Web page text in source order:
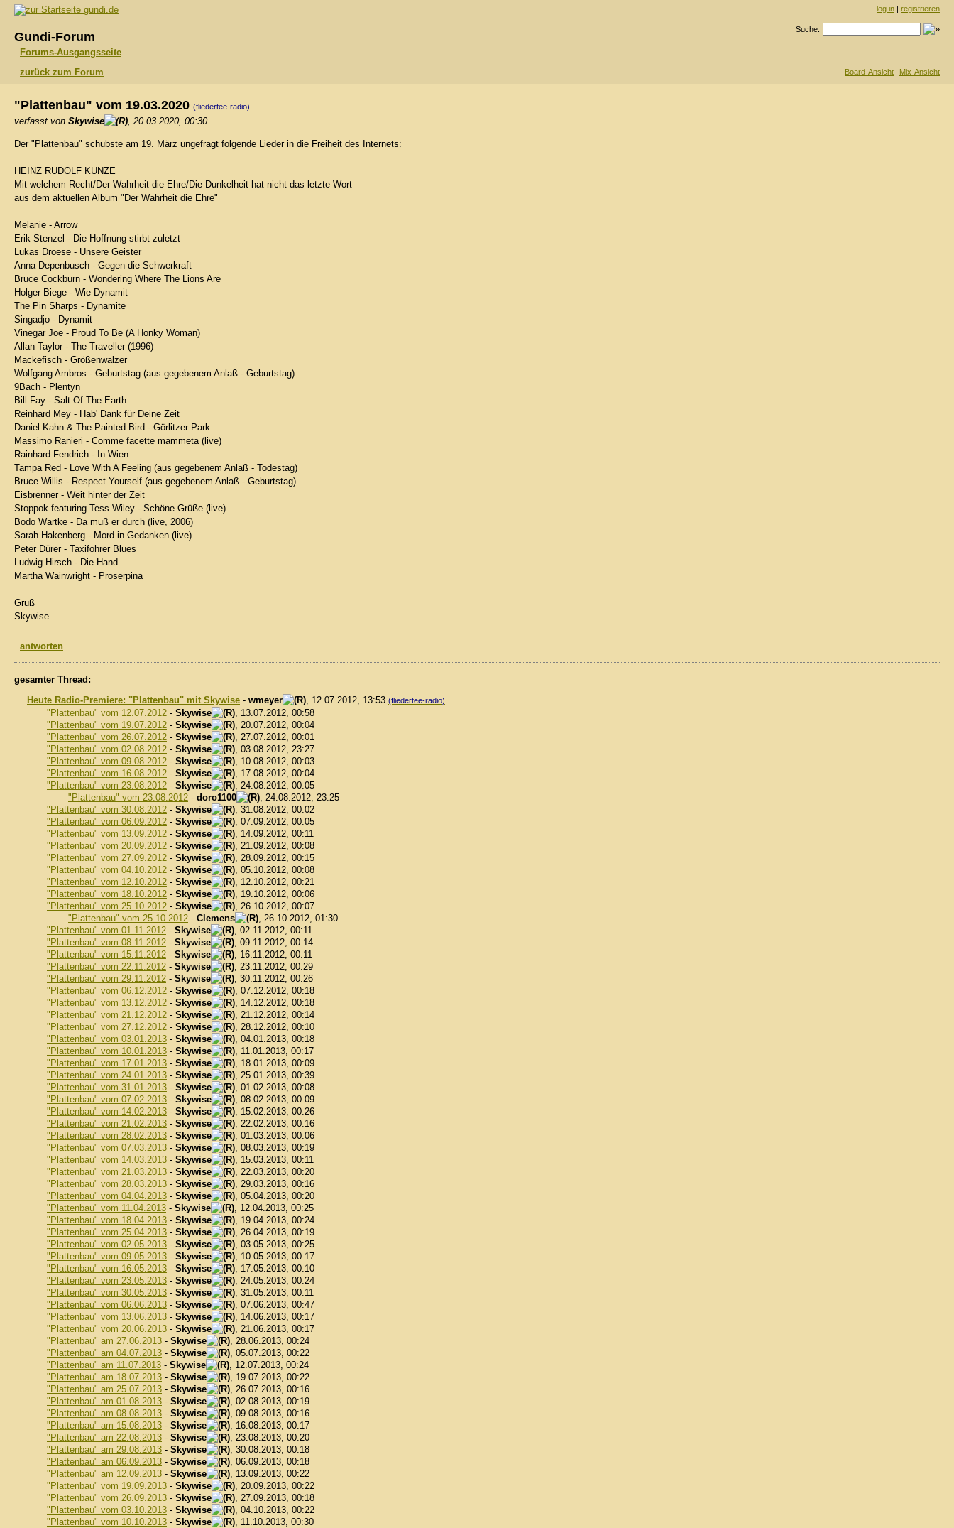
gundi.de
Gundi-Forum
Forums-Ausgangsseite
log in | registrieren
Suche:
zurück zum Forum Board-Ansicht Mix-Ansicht
"Plattenbau" vom 19.03.2020 (fliedertee-radio)
verfasst von Skywise , 20.03.2020, 00:30
Der "Plattenbau" schubste am 19. März ungefragt folgende Lieder in die Freiheit des Internets:
HEINZ RUDOLF KUNZE
Mit welchem Recht/Der Wahrheit die Ehre/Die Dunkelheit hat nicht das letzte Wort
aus dem aktuellen Album "Der Wahrheit die Ehre"
Melanie - Arrow
Erik Stenzel - Die Hoffnung stirbt zuletzt
Lukas Droese - Unsere Geister
Anna Depenbusch - Gegen die Schwerkraft
Bruce Cockburn - Wondering Where The Lions Are
Holger Biege - Wie Dynamit
The Pin Sharps - Dynamite
Singadjo - Dynamit
Vinegar Joe - Proud To Be (A Honky Woman)
Allan Taylor - The Traveller (1996)
Mackefisch - Größenwalzer
Wolfgang Ambros - Geburtstag (aus gegebenem Anlaß - Geburtstag)
9Bach - Plentyn
Bill Fay - Salt Of The Earth
Reinhard Mey - Hab' Dank für Deine Zeit
Daniel Kahn & The Painted Bird - Görlitzer Park
Massimo Ranieri - Comme facette mammeta (live)
Rainhard Fendrich - In Wien
Tampa Red - Love With A Feeling (aus gegebenem Anlaß - Todestag)
Bruce Willis - Respect Yourself (aus gegebenem Anlaß - Geburtstag)
Eisbrenner - Weit hinter der Zeit
Stoppok featuring Tess Wiley - Schöne Grüße (live)
Bodo Wartke - Da muß er durch (live, 2006)
Sarah Hakenberg - Mord in Gedanken (live)
Peter Dürer - Taxifohrer Blues
Ludwig Hirsch - Die Hand
Martha Wainwright - Proserpina
Gruß
Skywise
antworten
gesamter Thread:
Heute Radio-Premiere: "Plattenbau" mit Skywise - wmeyer , 12.07.2012, 13:53 (fliedertee-radio)
"Plattenbau" vom 12.07.2012 - Skywise
, 13.07.2012, 00:58
"Plattenbau" vom 19.07.2012 - Skywise
, 20.07.2012, 00:04
"Plattenbau" vom 26.07.2012 - Skywise
, 27.07.2012, 00:01
"Plattenbau" vom 02.08.2012 - Skywise
, 03.08.2012, 23:27
"Plattenbau" vom 09.08.2012 - Skywise
, 10.08.2012, 00:03
"Plattenbau" vom 16.08.2012 - Skywise
, 17.08.2012, 00:04
"Plattenbau" vom 23.08.2012 - Skywise
, 24.08.2012, 00:05
"Plattenbau" vom 23.08.2012 - doro1100
, 24.08.2012, 23:25
"Plattenbau" vom 30.08.2012 - Skywise
, 31.08.2012, 00:02
"Plattenbau" vom 06.09.2012 - Skywise
, 07.09.2012, 00:05
"Plattenbau" vom 13.09.2012 - Skywise
, 14.09.2012, 00:11
"Plattenbau" vom 20.09.2012 - Skywise
, 21.09.2012, 00:08
"Plattenbau" vom 27.09.2012 - Skywise
, 28.09.2012, 00:15
"Plattenbau" vom 04.10.2012 - Skywise
, 05.10.2012, 00:08
"Plattenbau" vom 12.10.2012 - Skywise
, 12.10.2012, 00:21
"Plattenbau" vom 18.10.2012 - Skywise
, 19.10.2012, 00:06
"Plattenbau" vom 25.10.2012 - Skywise
, 26.10.2012, 00:07
"Plattenbau" vom 25.10.2012 - Clemens
, 26.10.2012, 01:30
"Plattenbau" vom 01.11.2012 - Skywise
, 02.11.2012, 00:11
"Plattenbau" vom 08.11.2012 - Skywise
, 09.11.2012, 00:14
"Plattenbau" vom 15.11.2012 - Skywise
, 16.11.2012, 00:11
"Plattenbau" vom 22.11.2012 - Skywise
, 23.11.2012, 00:29
"Plattenbau" vom 29.11.2012 - Skywise
, 30.11.2012, 00:26
"Plattenbau" vom 06.12.2012 - Skywise
, 07.12.2012, 00:18
"Plattenbau" vom 13.12.2012 - Skywise
, 14.12.2012, 00:18
"Plattenbau" vom 21.12.2012 - Skywise
, 21.12.2012, 00:14
"Plattenbau" vom 27.12.2012 - Skywise
, 28.12.2012, 00:10
"Plattenbau" vom 03.01.2013 - Skywise
, 04.01.2013, 00:18
"Plattenbau" vom 10.01.2013 - Skywise
, 11.01.2013, 00:17
"Plattenbau" vom 17.01.2013 - Skywise
, 18.01.2013, 00:09
"Plattenbau" vom 24.01.2013 - Skywise
, 25.01.2013, 00:39
"Plattenbau" vom 31.01.2013 - Skywise
, 01.02.2013, 00:08
"Plattenbau" vom 07.02.2013 - Skywise
, 08.02.2013, 00:09
"Plattenbau" vom 14.02.2013 - Skywise
, 15.02.2013, 00:26
"Plattenbau" vom 21.02.2013 - Skywise
, 22.02.2013, 00:16
"Plattenbau" vom 28.02.2013 - Skywise
, 01.03.2013, 00:06
"Plattenbau" vom 07.03.2013 - Skywise
, 08.03.2013, 00:19
"Plattenbau" vom 14.03.2013 - Skywise
, 15.03.2013, 00:11
"Plattenbau" vom 21.03.2013 - Skywise
, 22.03.2013, 00:20
"Plattenbau" vom 28.03.2013 - Skywise
, 29.03.2013, 00:16
"Plattenbau" vom 04.04.2013 - Skywise
, 05.04.2013, 00:20
"Plattenbau" vom 11.04.2013 - Skywise
, 12.04.2013, 00:25
"Plattenbau" vom 18.04.2013 - Skywise
, 19.04.2013, 00:24
"Plattenbau" vom 25.04.2013 - Skywise
, 26.04.2013, 00:19
"Plattenbau" vom 02.05.2013 - Skywise
, 03.05.2013, 00:25
"Plattenbau" vom 09.05.2013 - Skywise
, 10.05.2013, 00:17
"Plattenbau" vom 16.05.2013 - Skywise
, 17.05.2013, 00:10
"Plattenbau" vom 23.05.2013 - Skywise
, 24.05.2013, 00:24
"Plattenbau" vom 30.05.2013 - Skywise
, 31.05.2013, 00:11
"Plattenbau" vom 06.06.2013 - Skywise
, 07.06.2013, 00:47
"Plattenbau" vom 13.06.2013 - Skywise
, 14.06.2013, 00:17
"Plattenbau" vom 20.06.2013 - Skywise
, 21.06.2013, 00:17
"Plattenbau" am 27.06.2013 - Skywise
, 28.06.2013, 00:24
"Plattenbau" am 04.07.2013 - Skywise
, 05.07.2013, 00:22
"Plattenbau" am 11.07.2013 - Skywise
, 12.07.2013, 00:24
"Plattenbau" am 18.07.2013 - Skywise
, 19.07.2013, 00:22
"Plattenbau" am 25.07.2013 - Skywise
, 26.07.2013, 00:16
"Plattenbau" am 01.08.2013 - Skywise
, 02.08.2013, 00:19
"Plattenbau" am 08.08.2013 - Skywise
, 09.08.2013, 00:16
"Plattenbau" am 15.08.2013 - Skywise
, 16.08.2013, 00:17
"Plattenbau" am 22.08.2013 - Skywise
, 23.08.2013, 00:20
"Plattenbau" am 29.08.2013 - Skywise
, 30.08.2013, 00:18
"Plattenbau" am 06.09.2013 - Skywise
, 06.09.2013, 00:18
"Plattenbau" am 12.09.2013 - Skywise
, 13.09.2013, 00:22
"Plattenbau" vom 19.09.2013 - Skywise
, 20.09.2013, 00:22
"Plattenbau" vom 26.09.2013 - Skywise
, 27.09.2013, 00:18
"Plattenbau" vom 03.10.2013 - Skywise
, 04.10.2013, 00:22
"Plattenbau" vom 10.10.2013 - Skywise
, 11.10.2013, 00:30